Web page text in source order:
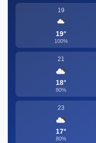
19
19°
100%
21
18°
80%
23
17°
80%